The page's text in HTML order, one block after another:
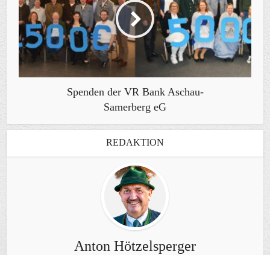
Spenden der VR Bank Aschau-
Samerberg eG
REDAKTION
Anton Hötzelsperger